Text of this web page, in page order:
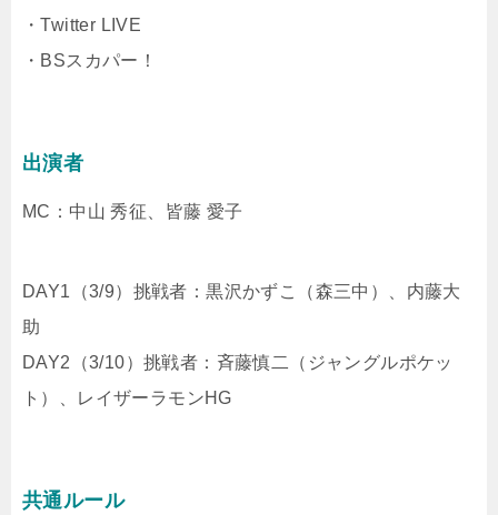
・Twitter LIVE
・BSスカパー！
出演者
MC：中山 秀征、皆藤 愛子
DAY1（3/9）挑戦者：黒沢かずこ（森三中）、内藤大
助
DAY2（3/10）挑戦者：斉藤慎二（ジャングルポケッ
ト）、レイザーラモンHG
共通ルール